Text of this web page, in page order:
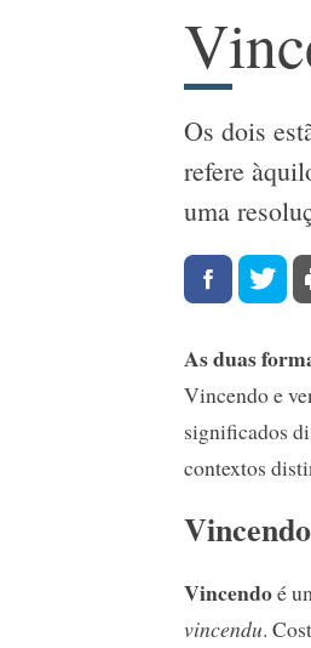
Os dois
refere
uma
As duas
Vincendo e
significados
contextos
Vincendo
Vincendoé
vincendu.